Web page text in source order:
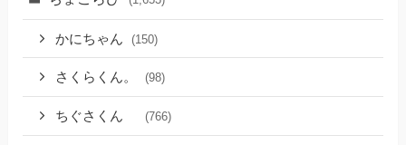
かにちゃん (150)
さくらくん。 (98)
ちぐさくん (766)